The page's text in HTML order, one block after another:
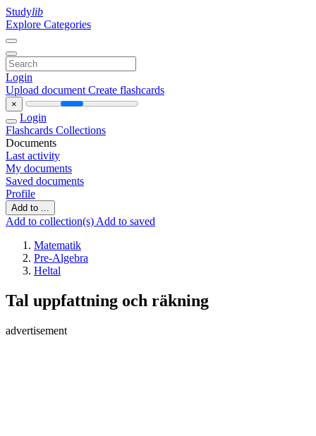
Studylib
Explore Categories
Login
Upload document Create flashcards
×
Login
Flashcards Collections
Documents
Last activity
My documents
Saved documents
Profile
Add to ...
Add to collection(s) Add to saved
Matematik
Pre-Algebra
Heltal
Tal uppfattning och räkning
advertisement